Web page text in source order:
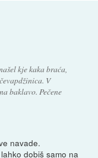
kje kaka braća,
V
baklavo. Pečene
navade.
dobiš samo na